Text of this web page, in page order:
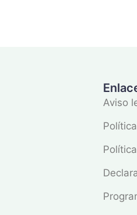
Aviso